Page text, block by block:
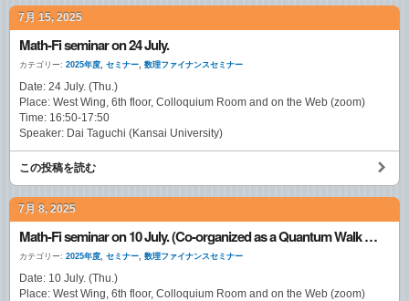
7月 15, 2025
Math-Fi seminar on 24 July.
カテゴリー: 2025年度 セミナー 数理ファイナンスセミナー
Date: 24 July. (Thu.)
Place: West Wing, 6th floor, Colloquium Room and on the Web (zoom)
Time: 16:50-17:50
Speaker: Dai Taguchi (Kansai University)
この投稿を読む
7月 8, 2025
Math-Fi seminar on 10 July. (Co-organized as a Quantum Walk Seminar)
カテゴリー: 2025年度 セミナー 数理ファイナンスセミナー
Date: 10 July. (Thu.)
Place: West Wing, 6th floor, Colloquium Room and on the Web (zoom)